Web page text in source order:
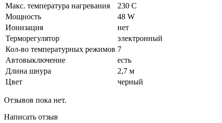
Макс. температура нагревания
230 C
Мощность
48 W
Ионизация
нет
Терморегулятор
электронный
Кол-во температурных режимов 7
Автовыключение
есть
Длина шнура
2,7 м
Цвет
черный
Отзывов пока нет.
Написать отзыв